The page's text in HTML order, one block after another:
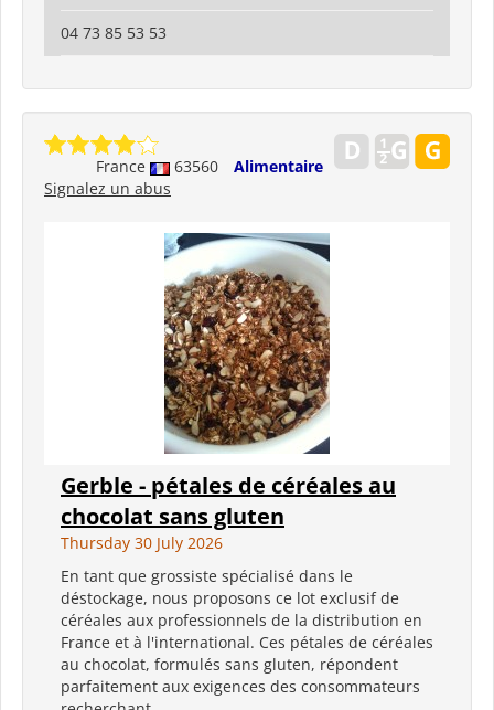
04 73 85 53 53
France 63560
Alimentaire
Signalez un abus
Gerble - pétales de céréales au
chocolat sans gluten
Thursday 30 July 2026
En tant que grossiste spécialisé dans le
déstockage, nous proposons ce lot exclusif de
céréales aux professionnels de la distribution en
France et à l'international. Ces pétales de céréales
au chocolat, formulés sans gluten, répondent
parfaitement aux exigences des consommateurs